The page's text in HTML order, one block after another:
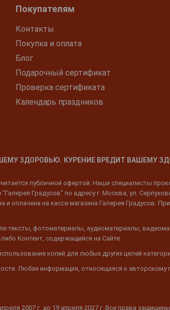
Покупателям
Контакты
Покупка и оплата
Блог
Подарочный сертификат
Проверка сертификата
Календарь праздников
ЗДОРОВЬЮ. КУРЕНИЕ ВРЕДИТ ВАШЕМУ
публичной офертой. Наши специалисты
Градусов" по адресу г. Москва, ул.
оплачена на кассе магазина Галерея Градусов.
тексты, фотоматериалы, аудиоматериалы,
Контент, содержащийся на Сайте.
копий для любых других целей
Любая информация, относящаяся к авторскому
2007 г. до 19 апреля 2027 г. Все права защищены.